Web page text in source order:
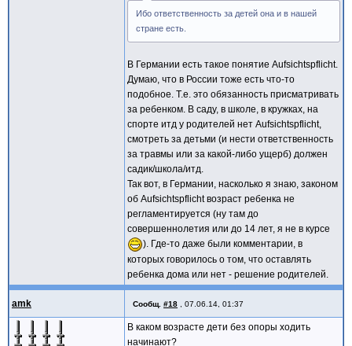
Ибо ответственность за детей она и в нашей
стране есть.
В Германии есть такое понятие Aufsichtspflicht.
Думаю, что в России тоже есть что-то
подобное. Т.е. это обязанность присматривать
за ребенком. В саду, в школе, в кружках, на
спорте итд у родителей нет Aufsichtspflicht,
смотреть за детьми (и нести ответственность
за травмы или за какой-либо ущерб) должен
садик/школа/итд.
Так вот, в Германии, насколько я знаю, законом
об Aufsichtspflicht возраст ребенка не
регламентируется (ну там до
совершеннолетия или до 14 лет, я не в курсе
). Где-то даже были комментарии, в
которых говорилось о том, что оставлять
ребенка дома или нет - решение родителей.
amk Сообщ. #18 07.06.14, 01:37
В каком возрасте дети без опоры ходить
начинают?